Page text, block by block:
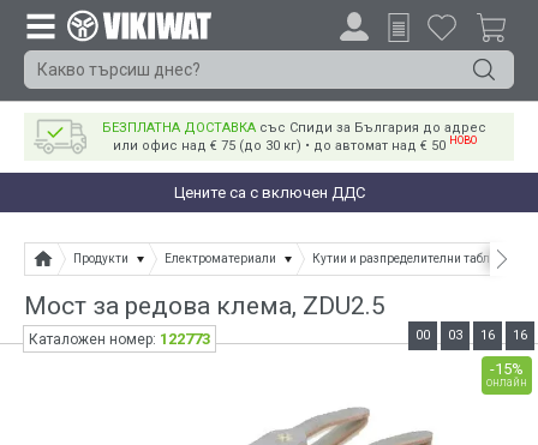
БЕЗПЛАТНА ДОСТАВКА със Спиди за България до адрес
или офис над € 75 (до 30 кг) • до автомат над € 50 НОВО
Цените са с включен ДДС
Продукти Електроматериали Кутии и разпределителни табла
Мост за редова клема, ZDU2.5
-15%
онлайн
00 03 16 16
Каталожен номер: 122773